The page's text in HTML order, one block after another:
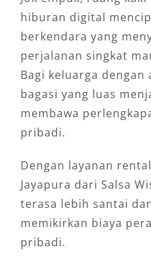
hiburan digital
berkendara yang
perjalanan singkat
Bagi keluarga dengan
bagasi yang luas
membawa
pribadi.
Dengan layanan
Jayapura dari Salsa
terasa lebih santai
memikirkan biaya
pribadi.